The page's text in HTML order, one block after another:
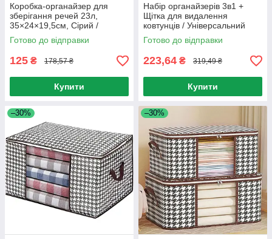
Коробка-органайзер для
зберігання речей 23л,
35×24×19,5см, Сірий /
Органайзер для речей у
шафу / Кошик для одягу
Готово до відправки
125 ₴ 178,57 ₴
Купити
Набір органайзерів 3в1 +
Щітка для видалення
ковтунців / Універсальний
органайзер для речей і
шкарпеток
Готово до відправки
223,64 ₴ 319,49 ₴
Купити
–30% –30%